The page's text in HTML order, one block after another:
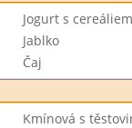
Jogurt s
Jablko
Čaj
Kmínová s